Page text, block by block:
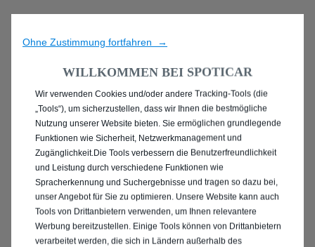
ENTDECKEN SIE ALLE
PEUGEOT 2008
GEBRAUCHTWAGEN IN
OSNABRÜCK
Ohne Zustimmung fortfahren →
WILLKOMMEN BEI SPOTICAR
Wir verwenden Cookies und/oder andere Tracking-Tools (die
„Tools“), um sicherzustellen, dass wir Ihnen die bestmögliche
Nutzung unserer Website bieten. Sie ermöglichen grundlegende
Funktionen wie Sicherheit, Netzwerkmanagement und
Zugänglichkeit.Die Tools verbessern die Benutzerfreundlichkeit
und Leistung durch verschiedene Funktionen wie
Spracherkennung und Suchergebnisse und tragen so dazu bei,
unser Angebot für Sie zu optimieren. Unsere Website kann auch
Tools von Drittanbietern verwenden, um Ihnen relevantere
Werbung bereitzustellen. Einige Tools können von Drittanbietern
verarbeitet werden, die sich in Ländern außerhalb des